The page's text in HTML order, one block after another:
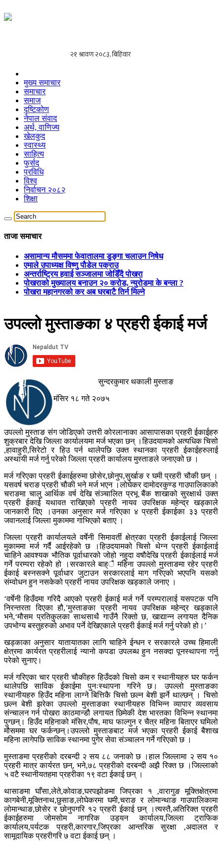
मुख्य समाचार
समाचार
समाज
दृष्टिकोण
नेपाल संवाद
अर्थ, वाणिज्य
खेलकुद
स्वास्थ्य
साहित्य
फुर्सद
प्रविधि
विश्व
निर्वाचन २०८२
शिक्षा
ताजा समाचार
असामान्य मौसममा फेवातालमा डुङ्गा चलाउन निषेध
एमाले उपाध्यक्ष विष्णु पौडेल पक्राउ
अन्तर्राष्ट्रिय हवाई सञ्जालमा जोडिँदै पोखरा
पोखराको मुख्यालय बनाउन २० करोड, न्युरोडमा के बन्ला ?
पोखरा महानगरको कर अब घरबाटै तिर्न मिल्ने
उपल्लो मुस्ताङका ४ प्रहरी ईकाई मर्ज
सुन्दरकुमार थकाली मुस्ताङ
मंसिर १८ गते २०७५
उपल्लो मुस्ताङ संग जोडिएको उत्तरी कोरलानाका आसापासका प्रहरी ईकाईहरु
शुक्रबार देखि जिल्ला कार्यालयमा मर्ज भएका छन् ।हिउदयामको अत्यधिक चिसो
,हावाहुरी,सिरेटो र हिउ पर्न थालेपछि उक्त स्थानका प्रहरी ईकाईहरुलाई
अस्थायी मर्ज गर्नु परेको जिल्ला प्रहरी कार्यालय मुस्ताङले जनाएको छ ।
मर्ज गरिएका प्रहरी ईकाईहरुमा छोसेर,छोनुप,सुर्खाङ र घमी प्रहरी चौकी छन् ।
यसवर्ष चराङ प्रहरी चौकी भने मर्ज भएन ।लोघेकर दामोदरकुण्ड गाउपालिकाको
चराङमा चालु आर्थिक वर्ष देखि संञ्चालित प्रभू बैंक शाखाको सुरक्षार्थ उक्त
प्रहरी ईकाई यथावत राखिएको प्रहरी नायव उपरिक्षक महेन्द्र खड्काले
जानकारी दिए ।उनका अनुसार मर्ज गरिएका ४ प्रहरी ईकाईका ३३ प्रहरी
जवानलाई जिल्ला मुकाममा गाभिएको बताए ।
जिल्ला प्रहरी कार्यालयले वर्षेनी सिमावर्ती क्षेत्रका प्रहरी ईकाईलाई जिल्ला
मुकाममा मर्ज गर्दै आईरहेको छ ।हिउदयामको चिसो थेग्न प्रहरी ईकाईलाई
चाहिने आवश्यक भौतिक पूर्वाधारको जोहो नहुदा वषौदेखि प्रहरी ईकाईलाई मर्ज
गर्ने परम्परा रहेको हो ।सरकारले बाह्ै महिना उपल्लो मुस्ताङमा रहेर प्रहरी
ईकाई बस्नसक्ने पूर्वाधार जुटाउन सरकारलाई माग गरिएको भएपनि यसको
संम्वोधन हुन नसकेको प्रहरी नायव उपरिक्षक खड्काले जनाए ।
‘वर्षेनी हिउँदमा गरिदै आएको प्रहरी ईकाई मर्ज गर्ने परम्परालाई यसपटक पनि
निरन्तरता दिएका हौ,’मुस्ताङका प्रहरी नायव उपरिक्षक महेन्द्र खड्काले
भने,‘मौसम प्रतिकुलका साथसाथै गाउँनै रिक्तो छ, खाद्यान्न लगायत दैनिक
उपभोग्य बस्तुहरुको अभाव पर्ने देखिएकाले प्रहरी ईकाई मर्ज गर्नु परेको हो।’
खड्काका अनुसार यातायातका लागि चाहिने ईन्धन र सरकारले उच्च हिमाली
क्षेत्रमा कार्यरत प्रहरीलाई न्यानो कपडा उपलब्ध हुन नसक्दा पूनस्थापना गर्नु
परेको सुनाए।
मर्ज गरिएका चार प्रहरी चौकीहरु हिउँदको चिसो कम र स्थानीयहरु घर फर्कन
थालेपछि साविक ईकाईमा पुनःस्थापना गरिने छ। उपल्लो मुस्ताङका
स्थानीयहरु हिउँद महिना लाग्ने बित्तिकै चिसो छल्न बेशी झर्ने थाल्छन् । चिसो
छल्न बेशी झरेका उपल्लो मुस्ताङका स्थानीयहरु विभिन्न व्यापार व्यवसाय
संन्चालन गर्न पोखरा काठमान्डौ लगायत छिमेकी देश भारतका विभिन्न स्थानमा
पुग्छन्। हिउँद महिनाको मंसिर,पौष, माघ फाल्गुन र चैत्र महिना बिताएर घमिलो
मौसममा घर फर्कन्छन्।उपल्लो मुस्ताङबाट मर्ज भएका प्रहरी ईकाई बैशाख
महिना लागेपछि साविक स्थानमा पुगेर सेवा संञ्चालन गर्ने गरिएको छ ।
मुस्ताङमा प्रहरीको दरबन्दी २ सय ८८ जनाको छ ।हाल जिल्लामा २ सय १०
प्रहरी मात्र कार्यरत छन्, भने,७८ प्रहरीको दरबन्दी अझै रिक्त छ ।जिल्लाको
५ वटै स्थानीयतहमा प्रहरीका १९ वटा ईकाई छन् ।
थासाङमा घाँसा,लेते,कोवाङ,घरपझोङमा जिप्रका १ ,वारागुङ मूक्तिक्षेत्रमा
कागबेनी,मूक्तिनाथ,छुसाङ,लोघेकरमा घमी,चराङ र लोमान्थाङ गाउपालिकामा
लोमान्थाङ,छोसेर र छोनुपगरि १२ प्रहरी ईकाई छन् ।त्यस्तै,अतिरिक्त प्रहरी
ईकाईहरुमा जोमसोम नागरिक उड्यन कार्यालय,जिल्ला ट्राफिक
कार्यालय,पर्यटक प्रहरी,कारगार,जिप्रका आन्तरिक सुरक्षा ,अदालत र
सामूदायिक प्रहरीगरि ७ वटा ईकाई छन् ।